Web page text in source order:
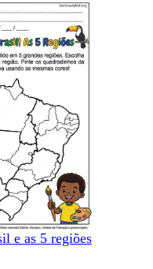
e as 5 regiões